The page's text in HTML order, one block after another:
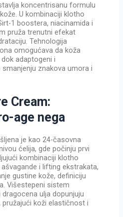
koncentrisanu formulu
U kombinaciji klotho
1 boostera, niacinamida i
pruža trenutni efekat
Tehnologija
omogućava da koža
adaptogeni i
znakova umora i
Cream:
age nega
je kao 24-časovna
ćelija, gde počinju prvi
kombinaciji klotho
i lifting ekstrakata,
gustine kože, definiciju
Višestepeni sistem
ulja dopunjuju
pružajući koži elastičnost i